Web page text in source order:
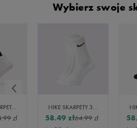
Wybierz swoje
ADIDAS SKARPETY T SPW LOW 3P
zł
NIKE SKARPETY 3PPK VALUE COTTON CREW
64.99zł
58.49 zł